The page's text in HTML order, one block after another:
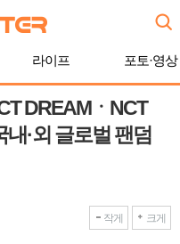
라이프 포토·영상
DREAMㆍNCT
·외 글로벌 팬덤
작게 크게